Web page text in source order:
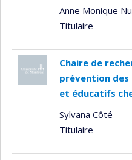
Anne Monique
Titulaire
Chaire de
prévention des
et éducatifs
Sylvana Côté
Titulaire